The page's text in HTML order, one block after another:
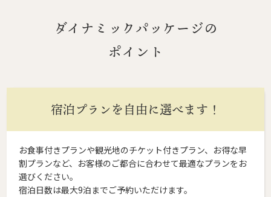
ダイナミックパッケージの
ポイント
宿泊プランを自由に選べます！
お食事付きプランや観光地のチケット付きプラン、お得な早
割プランなど、お客様のご都合に合わせて最適なプランをお
選びください。
宿泊日数は最大9泊までご予約いただけます。